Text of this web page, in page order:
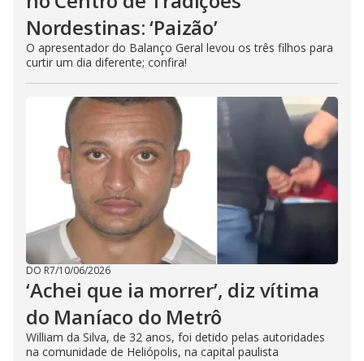
Nordestinas: ‘Paizão’
O apresentador do Balanço Geral levou os três filhos para
curtir um dia diferente; confira!
DO R7/10/06/2026
‘Achei que ia morrer’, diz vítima
do Maníaco do Metrô
William da Silva, de 32 anos, foi detido pelas autoridades
na comunidade de Heliópolis, na capital paulista